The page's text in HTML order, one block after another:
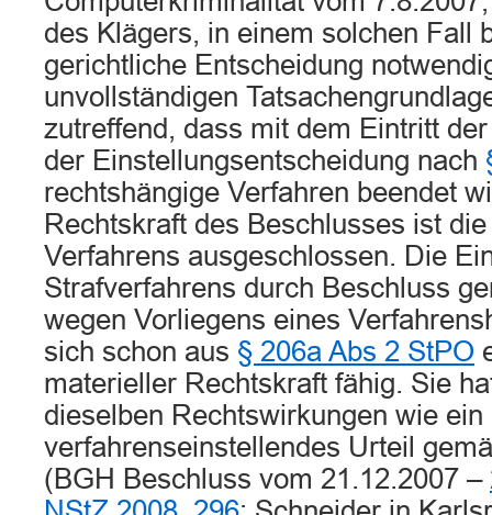
des Klägers, in einem solchen Fall
gerichtliche Entscheidung
unvollständigen
zutreffend, dass mit dem Eintritt
der Einstellungsentscheidung nach
rechtshängige Verfahren beendet
Rechtskraft des Beschlusses ist
Verfahrens ausgeschlossen. Die
Strafverfahrens durch Beschluss
wegen Vorliegens eines
sich schon aus § 206a Abs 2 StPO
materieller Rechtskraft fähig. Sie
dieselben Rechtswirkungen wie ein
verfahrenseinstellendes Urteil
(BGH Beschluss vom 21.12.2007 –